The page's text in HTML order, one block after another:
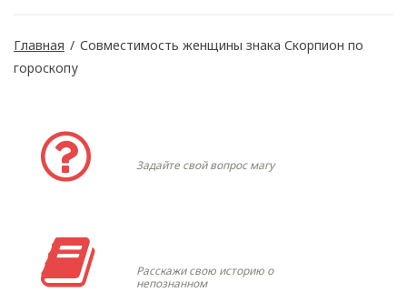
Главная / Совместимость женщины знака Скорпион по
гороскопу
Задайте свой вопрос магу
Расскажи свою историю о
непознанном